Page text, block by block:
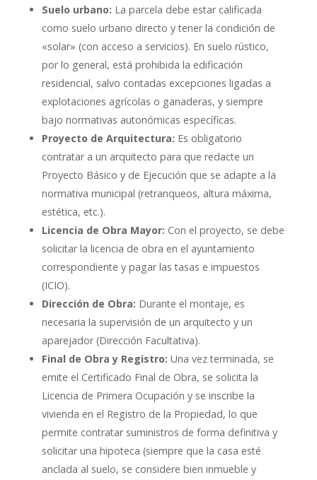
Suelo urbano: La parcela debe estar calificada
como suelo urbano directo y tener la condición de
«solar» (con acceso a servicios). En suelo rústico,
por lo general, está prohibida la edificación
residencial, salvo contadas excepciones ligadas a
explotaciones agrícolas o ganaderas, y siempre
bajo normativas autonómicas específicas.
Proyecto de Arquitectura: Es obligatorio
contratar a un arquitecto para que redacte un
Proyecto Básico y de Ejecución que se adapte a la
normativa municipal (retranqueos, altura máxima,
estética, etc.).
Licencia de Obra Mayor: Con el proyecto, se debe
solicitar la licencia de obra en el ayuntamiento
correspondiente y pagar las tasas e impuestos
(ICIO).
Dirección de Obra: Durante el montaje, es
necesaria la supervisión de un arquitecto y un
aparejador (Dirección Facultativa).
Final de Obra y Registro: Una vez terminada, se
emite el Certificado Final de Obra, se solicita la
Licencia de Primera Ocupación y se inscribe la
vivienda en el Registro de la Propiedad, lo que
permite contratar suministros de forma definitiva y
solicitar una hipoteca (siempre que la casa esté
anclada al suelo, se considere bien inmueble y